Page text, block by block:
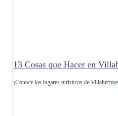
13 Cosas que Hacer en
¡Conoce los lugares turísticos de